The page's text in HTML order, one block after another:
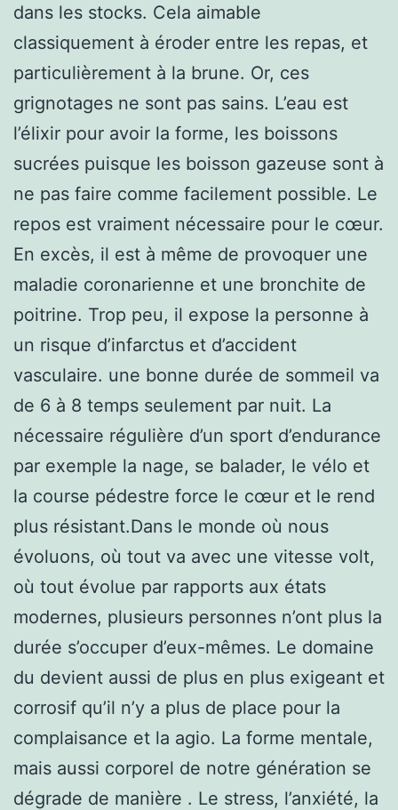
dans les stocks. Cela aimable
classiquement à éroder entre les repas, et
particulièrement à la brune. Or, ces
grignotages ne sont pas sains. L’eau est
l’élixir pour avoir la forme, les boissons
sucrées puisque les boisson gazeuse sont à
ne pas faire comme facilement possible. Le
repos est vraiment nécessaire pour le cœur.
En excès, il est à même de provoquer une
maladie coronarienne et une bronchite de
poitrine. Trop peu, il expose la personne à
un risque d’infarctus et d’accident
vasculaire. une bonne durée de sommeil va
de 6 à 8 temps seulement par nuit. La
nécessaire régulière d’un sport d’endurance
par exemple la nage, se balader, le vélo et
la course pédestre force le cœur et le rend
plus résistant.Dans le monde où nous
évoluons, où tout va avec une vitesse volt,
où tout évolue par rapports aux états
modernes, plusieurs personnes n’ont plus la
durée s’occuper d’eux-mêmes. Le domaine
du devient aussi de plus en plus exigeant et
corrosif qu’il n’y a plus de place pour la
complaisance et la agio. La forme mentale,
mais aussi corporel de notre génération se
dégrade de manière . Le stress, l’anxiété, la